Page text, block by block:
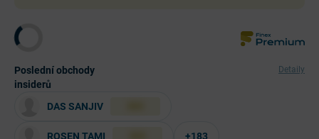
Poslední obchody
insiderů
Detaily
DAS SANJIV
ROSEN TAMI +183